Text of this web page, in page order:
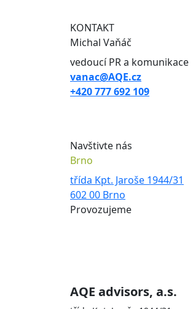
KONTAKT
Michal Vaňáč
vedoucí PR a komunikace
vanac@AQE.cz
+420 777 692 109
Navštivte nás
Brno
třída Kpt. Jaroše 1944/31
602 00 Brno
Provozujeme
AQE advisors, a.s.